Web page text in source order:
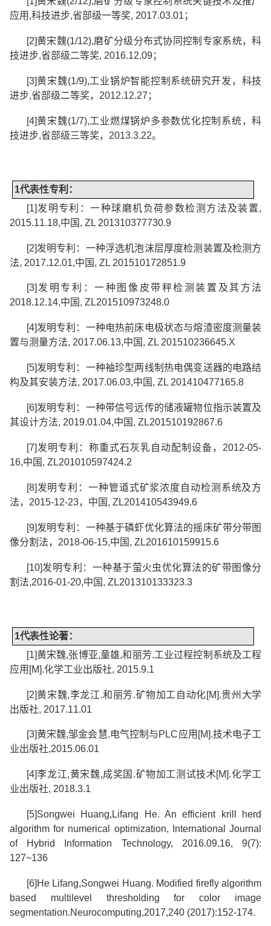
应用 ,科技进步,省部级一等奖, 2017.03.01 ；
[2]黄宋魏(1/12),磨矿分级分布式协同控制专家系统，科
技进步,省部级二等奖, 2016.12.09；
[3]黄宋魏(1/9),工业锅炉智能控制系统研究开发，科技
进步,省部级二等奖， 2012.12.27 ；
[4]黄宋魏(1/7),工业燃煤锅炉多参数优化控制系统，科
技进步,省部级三等奖， 2013.3.22。
1代表性专利：
[1] 发明专利：一种球磨机负荷参数检测方法及装置,
2015.11.18,中国 , ZL 201310377730.9
[2]发明专利：一种浮选机泡沫层厚度检测装置及检测方
法, 2017.12.01,中国 , ZL 201510172851.9
[3] 发明专利：一种图像皮带秤检测装置及其方法
2018.12.14,中国 , ZL201510973248.0
[4]发明专利：一种电热前床电极状态与熔渣密度测量装
置与测量方法, 2017.06.13,中国 , ZL 201510236645.X
[5]发明专利：一种袖珍型两线制热电偶变送器的电路结
构及其安装方法, 2017.06.03,中国 , ZL 201410477165.8
[6]发明专利：一种带信号远传的储液罐物位指示装置及
其设计方法, 2019.01.04,中国 , ZL201510192867.6
[7] 发明专利： 称重式石灰乳自动配制设备， 2012-05-
16,中国 , ZL201010597424.2
[8] 发明专利：一种管道式矿浆浓度自动检测系统及方
法， 2015-12-23，中国 , ZL201410543949.6
[9]发明专利： 一种基于磷虾优化算法的摇床矿带分带图
像分割法， 2018-06-15,中国 , ZL201610159915.6
[10]发明专利： 一种基于萤火虫优化算法的矿带图像分
割法,2016-01-20,中国 , ZL201310133323.3
1代表性论著：
[1]黄宋魏,张博亚,童雄,和丽芳.工业过程控制系统及工程
应用 [M].化学工业出版社, 2015.9.1
[2]黄宋魏,李龙江.和丽芳.矿物加工自动化[M].贵州大学
出版社, 2017.11.01
[3]黄宋魏,邹金会慧.电气控制与PLC应用 [M].技术电子工
业出版社,2015.06.01
[4]李龙江,黄宋魏,成奖国 .矿物加工测试技术[M].化学工
业出版社, 2018.3.1
[5]Songwei Huang,Lifang He. An efficient krill herd
algorithm for numerical optimization, International Journal
of Hybrid Information Technology, 2016.09.16, 9(7):
127~136
[6]He Lifang,Songwei Huang. Modified firefly algorithm
based multilevel thresholding for color image
segmentation.Neurocomputing,2017,240 (2017):152-174.